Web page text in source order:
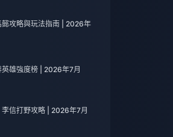
懿攻略與玩法指南 | 2026年
雄強度榜 | 2026年7月
李信打野攻略 | 2026年7月